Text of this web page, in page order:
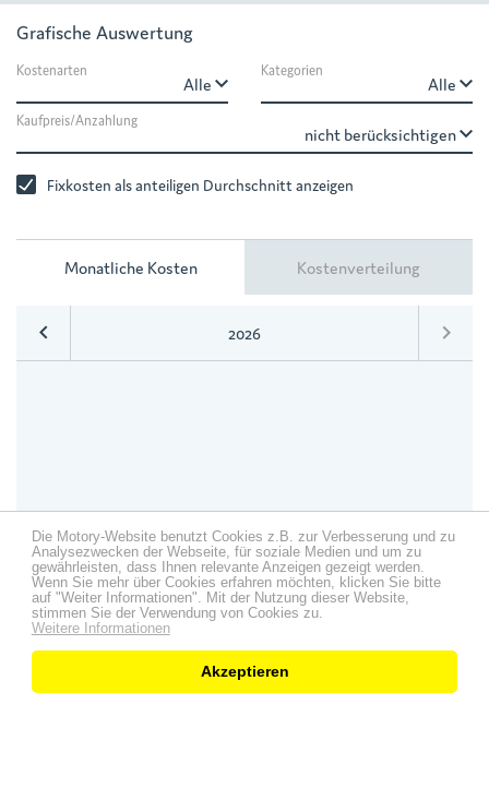
Die Motory-Website benutzt Cookies z.B. zur Verbesserung und zu
Analysezwecken der Webseite, für soziale Medien und um zu
gewährleisten, dass Ihnen relevante Anzeigen gezeigt werden.
Wenn Sie mehr über Cookies erfahren möchten, klicken Sie bitte
auf "Weiter Informationen". Mit der Nutzung dieser Website,
stimmen Sie der Verwendung von Cookies zu.
Weitere Informationen
Akzeptieren
Grafische Auswertung
Kostenarten
keyboard_arrow_down
Kategorien
keyboard_arrow_down
Kaufpreis/Anzahlung
keyboard_arrow_down
Fixkosten als anteiligen Durchschnitt anzeigen
Monatliche Kosten Kostenverteilung
keyboard_arrow_left 2026 keyboard_arrow_right